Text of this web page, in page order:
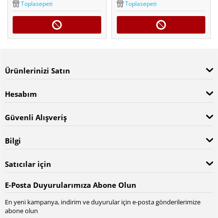
Toplasepeti Toplasepeti
Ürünlerinizi Satın
Hesabım
Güvenli Alışveriş
Bilgi
Satıcılar için
E-Posta Duyurularımıza Abone Olun
En yeni kampanya, indirim ve duyurular için e-posta gönderilerimize
abone olun